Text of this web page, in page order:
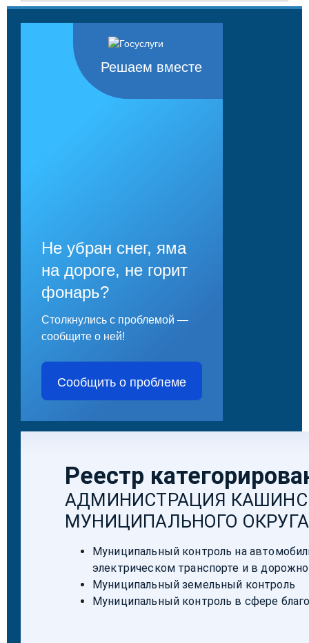
Решаем вместе
Не убран снег, яма
на дороге, не горит
фонарь?
Столкнулись с проблемой —
сообщите о ней!
Сообщить о проблеме